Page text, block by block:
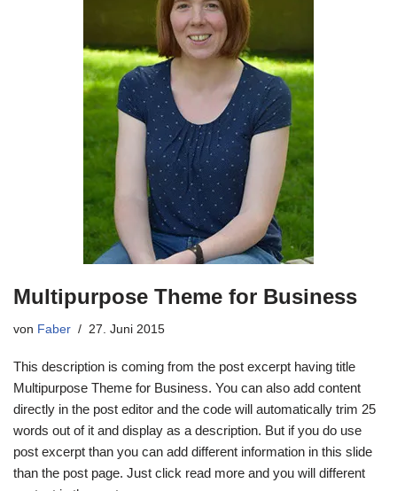
Multipurpose Theme for Business
von Faber 27. Juni 2015
This description is coming from the post excerpt having title
Multipurpose Theme for Business. You can also add content
directly in the post editor and the code will automatically trim 25
words out of it and display as a description. But if you do use
post excerpt than you can add different information in this slide
than the post page. Just click read more and you will different